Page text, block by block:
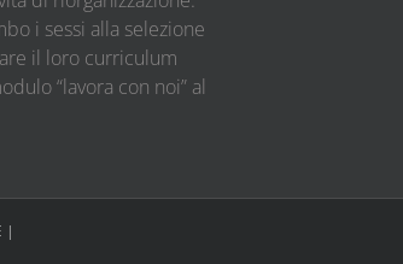
i sessi alla selezione
il loro curriculum
“lavora con noi” al
|